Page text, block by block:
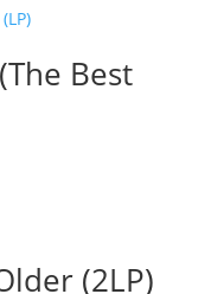
Best
(2LP)